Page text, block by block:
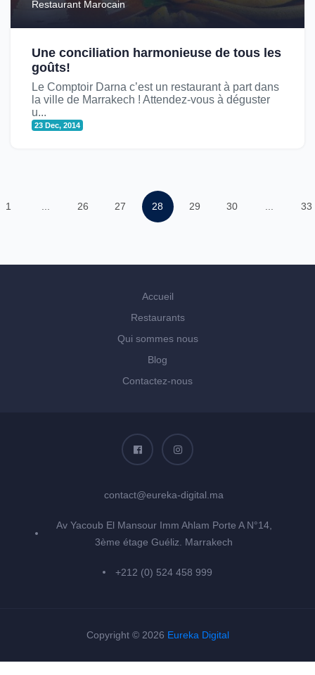
Restaurant Marocain
Une conciliation harmonieuse de tous les
goûts!
Le Comptoir Darna c’est un restaurant à part dans
la ville de Marrakech ! Attendez-vous à déguster
u...
23 Dec, 2014
1 26 27 28 29 30 33
Accueil
Restaurants
Qui sommes nous
Blog
Contactez-nous
contact@eureka-digital.ma
Av Yacoub El Mansour Imm Ahlam Porte A N°14,
3ème étage Guéliz. Marrakech
+212 (0) 524 458 999
Copyright © 2026 Eureka Digital